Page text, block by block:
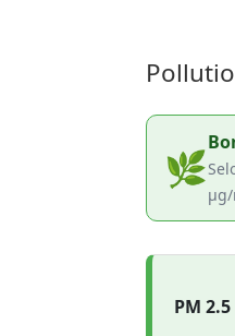
🌿
µg/
PM 2.5